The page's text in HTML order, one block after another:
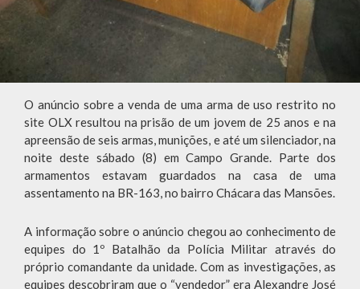
O anúncio sobre a venda de uma arma de uso restrito no
site OLX resultou na prisão de um jovem de 25 anos e na
apreensão de seis armas, munições, e até um silenciador, na
noite deste sábado (8) em Campo Grande. Parte dos
armamentos estavam guardados na casa de uma
assentamento na BR-163, no bairro Chácara das Mansões.
A informação sobre o anúncio chegou ao conhecimento de
equipes do 1º Batalhão da Polícia Militar através do
próprio comandante da unidade. Com as investigações, as
equipes descobriram que o “vendedor” era Alexandre José